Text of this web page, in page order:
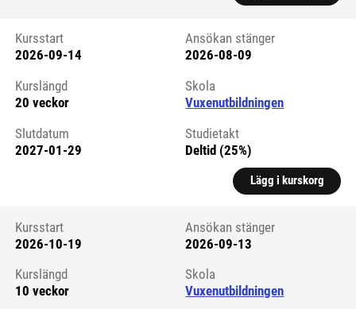
Kursstart 6326535
Kursstart
2026-09-14
Ansökan stänger
2026-08-09
Kurslängd
20 veckor
Skola
Vuxenutbildningen
Slutdatum
2027-01-29
Studietakt
Deltid (25%)
Lägg i kurskorg
Kursstart 6326536
Kursstart
2026-10-19
Ansökan stänger
2026-09-13
Kurslängd
10 veckor
Skola
Vuxenutbildningen